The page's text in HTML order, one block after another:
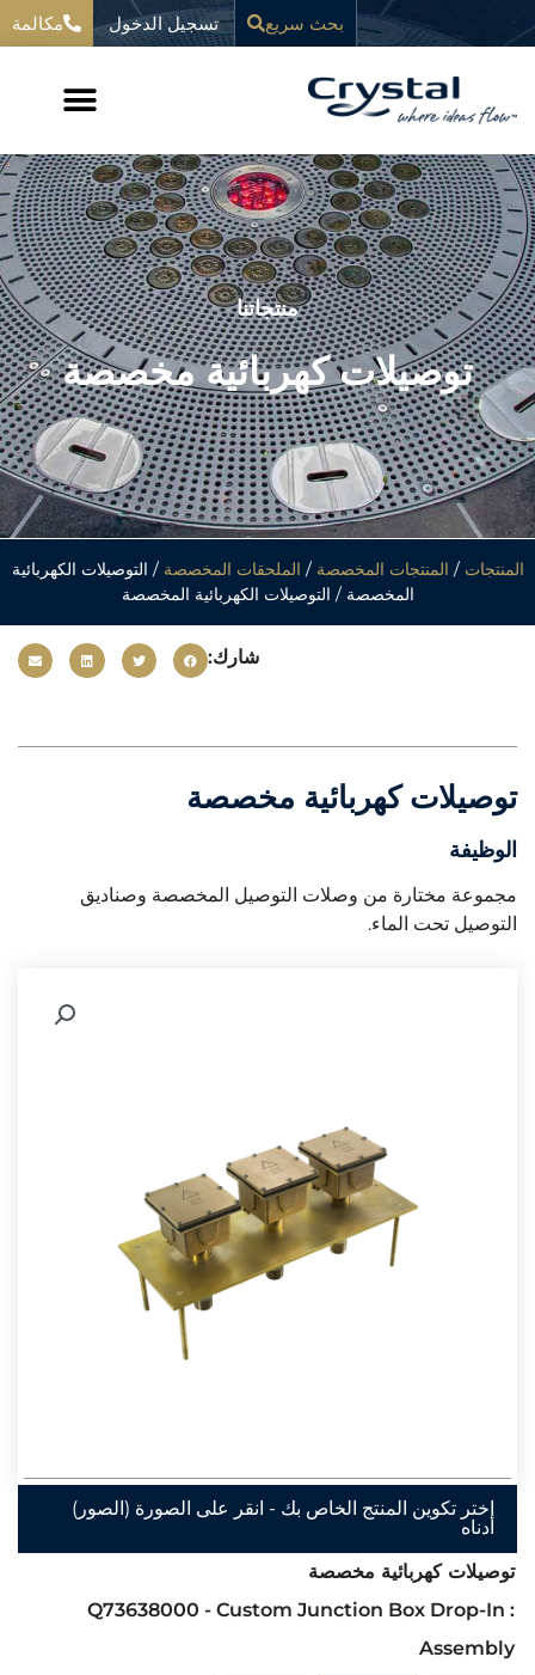
المحتوى
إلى
بحث سريع تسجيل الدخول مكالمة
منتجاتنا
توصيلات كهربائية مخصصة
المنتجات / المنتجات المخصصة / الملحقات المخصصة / التوصيلات الكهربائية
المخصصة / التوصيلات الكهربائية المخصصة
شارك:
توصيلات كهربائية مخصصة
الوظيفة
مجموعة مختارة من وصلات التوصيل المخصصة وصناديق
التوصيل تحت الماء.
اختر تكوين المنتج الخاص بك - انقر على الصورة (الصور)
أدناه
توصيلات كهربائية مخصصة
: Q73638000 - Custom Junction Box Drop-In
Assembly